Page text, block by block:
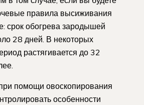
правила высиживания
срок обогрева зародышей
28 дней. В некоторых
растягивается до 32
помощи овоскопирования
особенности